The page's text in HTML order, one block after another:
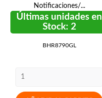
Notificaciones/...
Últimas unidades en
Stock: 2
BHR8790GL